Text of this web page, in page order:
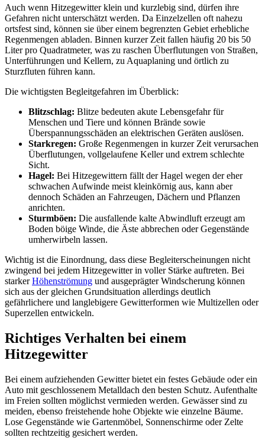
Auch wenn Hitzegewitter klein und kurzlebig sind, dürfen ihre
Gefahren nicht unterschätzt werden. Da Einzelzellen oft nahezu
ortsfest sind, können sie über einem begrenzten Gebiet erhebliche
Regenmengen abladen. Binnen kurzer Zeit fallen häufig 20 bis 50
Liter pro Quadratmeter, was zu raschen Überflutungen von Straßen,
Unterführungen und Kellern, zu Aquaplaning und örtlich zu
Sturzfluten führen kann.
Die wichtigsten Begleitgefahren im Überblick:
Blitzschlag: Blitze bedeuten akute Lebensgefahr für
Menschen und Tiere und können Brände sowie
Überspannungsschäden an elektrischen Geräten auslösen.
Starkregen: Große Regenmengen in kurzer Zeit verursachen
Überflutungen, vollgelaufene Keller und extrem schlechte
Sicht.
Hagel: Bei Hitzegewittern fällt der Hagel wegen der eher
schwachen Aufwinde meist kleinkörnig aus, kann aber
dennoch Schäden an Fahrzeugen, Dächern und Pflanzen
anrichten.
Sturmböen: Die ausfallende kalte Abwindluft erzeugt am
Boden böige Winde, die Äste abbrechen oder Gegenstände
umherwirbeln lassen.
Wichtig ist die Einordnung, dass diese Begleiterscheinungen nicht
zwingend bei jedem Hitzegewitter in voller Stärke auftreten. Bei
starkerHöhenströmung und ausgeprägter Windscherung können
sich aus der gleichen Grundsituation allerdings deutlich
gefährlichere und langlebigere Gewitterformen wie Multizellen oder
Superzellen entwickeln.
Richtiges Verhalten bei einem
Hitzegewitter
Bei einem aufziehenden Gewitter bietet ein festes Gebäude oder ein
Auto mit geschlossenem Metalldach den besten Schutz. Aufenthalte
im Freien sollten möglichst vermieden werden. Gewässer sind zu
meiden, ebenso freistehende hohe Objekte wie einzelne Bäume.
Lose Gegenstände wie Gartenmöbel, Sonnenschirme oder Zelte
sollten rechtzeitig gesichert werden.